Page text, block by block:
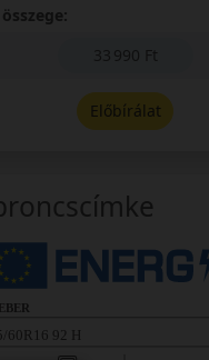
33 990 Ft
Előbírálat